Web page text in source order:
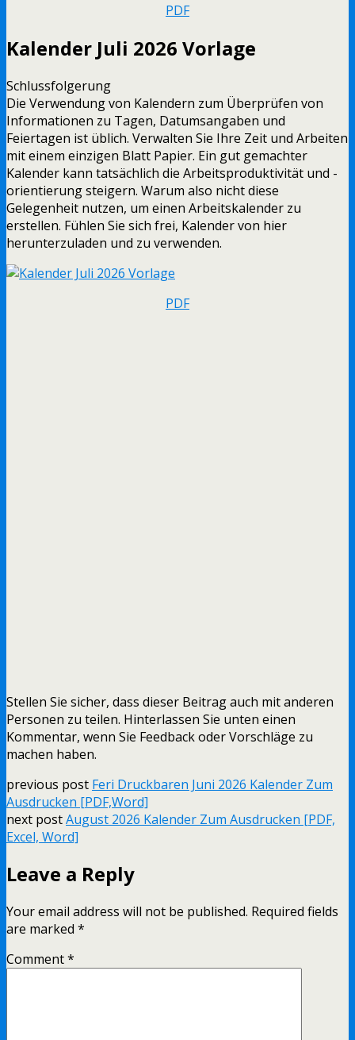
PDF
Kalender Juli 2026 Vorlage
Schlussfolgerung
Die Verwendung von Kalendern zum Überprüfen von
Informationen zu Tagen, Datumsangaben und
Feiertagen ist üblich. Verwalten Sie Ihre Zeit und Arbeiten
mit einem einzigen Blatt Papier. Ein gut gemachter
Kalender kann tatsächlich die Arbeitsproduktivität und -
orientierung steigern. Warum also nicht diese
Gelegenheit nutzen, um einen Arbeitskalender zu
erstellen. Fühlen Sie sich frei, Kalender von hier
herunterzuladen und zu verwenden.
PDF
Stellen Sie sicher, dass dieser Beitrag auch mit anderen
Personen zu teilen. Hinterlassen Sie unten einen
Kommentar, wenn Sie Feedback oder Vorschläge zu
machen haben.
previous post Feri Druckbaren Juni 2026 Kalender Zum
Ausdrucken [PDF,Word]
next postAugust 2026 Kalender Zum Ausdrucken [PDF,
Excel, Word]
Leave a Reply
Your email address will not be published. Required fields
are marked *
Comment*